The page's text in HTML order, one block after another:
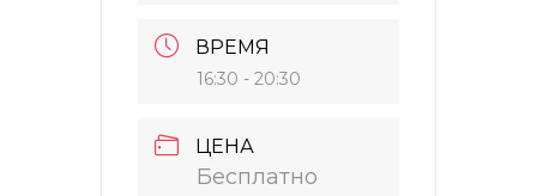
ВРЕМЯ
16:30 - 20:30
ЦЕНА
Бесплатно